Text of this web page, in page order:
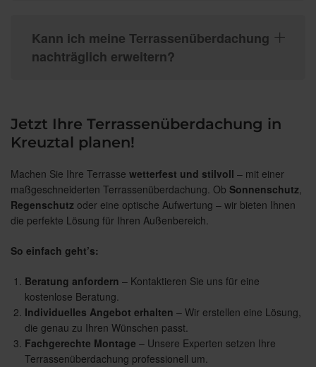
Kann ich meine Terrassenüberdachung
nachträglich erweitern?
Jetzt Ihre Terrassenüberdachung in
Kreuztal planen!
Machen Sie Ihre Terrasse wetterfest und stilvoll – mit einer
maßgeschneiderten Terrassenüberdachung. Ob Sonnenschutz,
Regenschutz oder eine optische Aufwertung – wir bieten Ihnen
die perfekte Lösung für Ihren Außenbereich.
So einfach geht’s:
Beratung anfordern – Kontaktieren Sie uns für eine
kostenlose Beratung.
Individuelles Angebot erhalten – Wir erstellen eine Lösung,
die genau zu Ihren Wünschen passt.
Fachgerechte Montage – Unsere Experten setzen Ihre
Terrassenüberdachung professionell um.